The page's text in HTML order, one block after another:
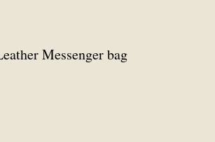
Messenger bag